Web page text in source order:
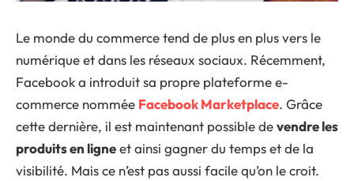
Le monde du commerce tend de plus en plus vers le
numérique et dans les réseaux sociaux. Récemment,
Facebook a introduit sa propre plateforme e-
commerce nommée Facebook Marketplace. Grâce
cette dernière, il est maintenant possible devendre les
produits en ligneet ainsi gagner du temps et de la
visibilité. Mais ce n’est pas aussi facile qu’on le croit.